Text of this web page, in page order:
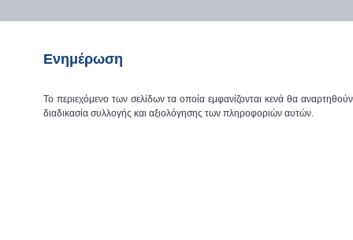
Ενημέρωση
Το περιεχόμενο των σελίδων τα οποία εμφανίζονται κενά θα
διαδικασία συλλογής και αξιολόγησης των πληροφοριών αυτών.